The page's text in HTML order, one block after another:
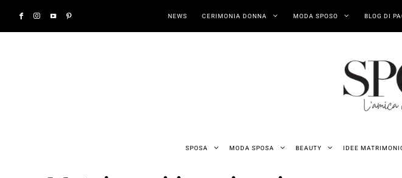
NEWS CERIMONIA DONNA MODA SPOSO BLOG DI
SPOSA MODA SPOSA BEAUTY IDEE